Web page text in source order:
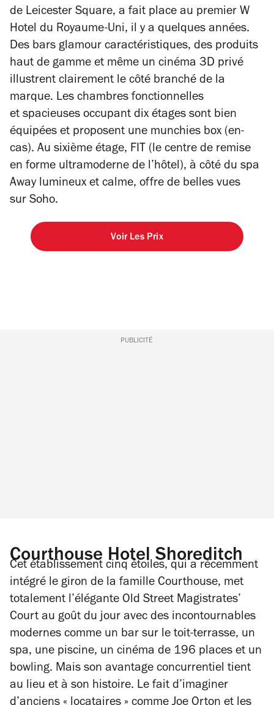
de Leicester Square, a fait place au premier W
Hotel du Royaume-Uni, il y a quelques années.
Des bars glamour caractéristiques, des produits
haut de gamme et même un cinéma 3D privé
illustrent clairement le côté branché de la
marque. Les chambres fonctionnelles
et spacieuses occupant dix étages sont bien
équipées et proposent une munchies box (en-
cas). Au sixième étage, FIT (le centre de remise
en forme ultramoderne de l’hôtel), à côté du spa
Away lumineux et calme, offre de belles vues
sur Soho.
Voir Les Prix
PUBLICITÉ
Courthouse Hotel Shoreditch
Cet établissement cinq étoiles, qui a récemment
intégré le giron de la famille Courthouse, met
totalement l’élégante Old Street Magistrates’
Court au goût du jour avec des incontournables
modernes comme un bar sur le toit-terrasse, un
spa, une piscine, un cinéma de 196 places et un
bowling. Mais son avantage concurrentiel tient
au lieu et à son histoire. Le fait d’imaginer